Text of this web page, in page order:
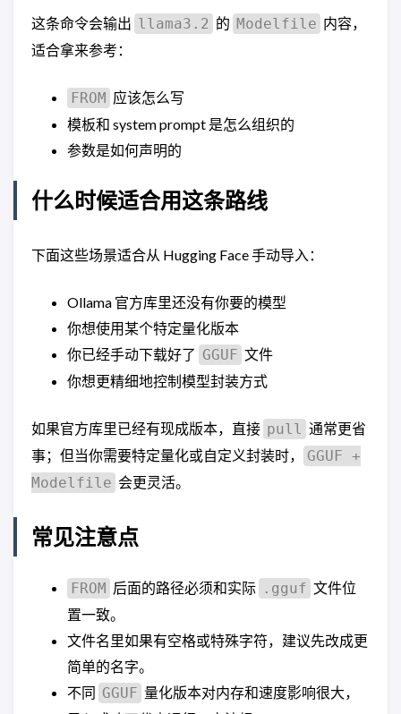
这条命令会输出 llama3.2 的 Modelfile 内容，
适合拿来参考：
FROM 应该怎么写
模板和 system prompt 是怎么组织的
参数是如何声明的
什么时候适合用这条路线
下面这些场景适合从 Hugging Face 手动导入：
Ollama 官方库里还没有你要的模型
你想使用某个特定量化版本
你已经手动下载好了 GGUF 文件
你想更精细地控制模型封装方式
如果官方库里已经有现成版本，直接 pull 通常更省
事；但当你需要特定量化或自定义封装时，
GGUF +
Modelfile 会更灵活。
常见注意点
FROM 后面的路径必须和实际 .gguf 文件位
置一致。
文件名里如果有空格或特殊字符，建议先改成更
简单的名字。
不同 GGUF 量化版本对内存和速度影响很大，